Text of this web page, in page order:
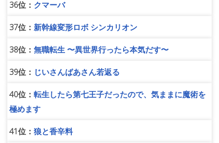
36位： クマーバ
37位： 新幹線変形ロボ シンカリオン
38位： 無職転生 〜異世界行ったら本気だす〜
39位： じいさんばあさん若返る
40位： 転生したら第七王子だったので、気ままに魔術を
極めます
41位： 狼と香辛料